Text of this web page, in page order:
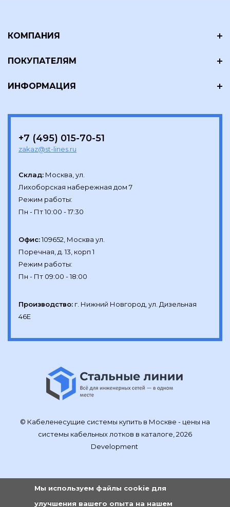
КОМПАНИЯ
ПОКУПАТЕЛЯМ
ИНФОРМАЦИЯ
+7 (495) 015-70-51
zakaz@st-lines.ru
Склад: Москва, ул.
Лихоборская набережная дом 7
Режим работы:
Офис:109652, Москва ул.
Поречная, д. 13, корп 1
Режим работы:
Производство: г. Нижний Новгород, ул. Дизельная
46Е
© Кабеленесущие системы купить в Москве - цены на
системы кабельных лотков в каталоге, 2026
Development
Мы используем файлы cookie для
улучшения вашего опыта на нашем